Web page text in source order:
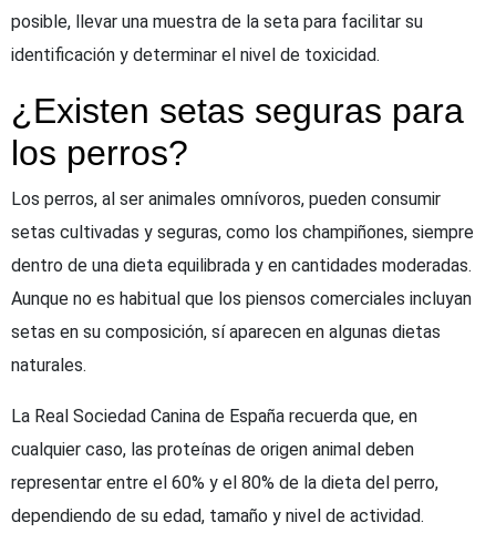
posible, llevar una muestra de la seta para facilitar su
identificación y determinar el nivel de toxicidad.
¿Existen setas seguras para
los perros?
Los perros, al ser animales omnívoros, pueden consumir
setas cultivadas y seguras, como los champiñones, siempre
dentro de una dieta equilibrada y en cantidades moderadas.
Aunque no es habitual que los piensos comerciales incluyan
setas en su composición, sí aparecen en algunas dietas
naturales.
La Real Sociedad Canina de España recuerda que, en
cualquier caso, las proteínas de origen animal deben
representar entre el 60% y el 80% de la dieta del perro,
dependiendo de su edad, tamaño y nivel de actividad.